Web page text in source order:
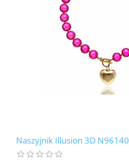
Naszyjnik Illusion 3D N96140